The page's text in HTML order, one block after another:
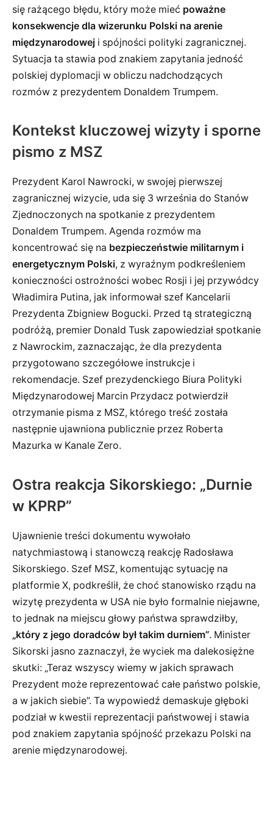
się rażącego błędu, który może mieć poważne
konsekwencje dla wizerunku Polski na arenie
międzynarodowej i spójności polityki zagranicznej.
Sytuacja ta stawia pod znakiem zapytania jedność
polskiej dyplomacji w obliczu nadchodzących
rozmów z prezydentem Donaldem Trumpem.
Kontekst kluczowej wizyty i sporne
pismo z MSZ
Prezydent Karol Nawrocki, w swojej pierwszej
zagranicznej wizycie, uda się 3 września do Stanów
Zjednoczonych na spotkanie z prezydentem
Donaldem Trumpem. Agenda rozmów ma
koncentrować się na bezpieczeństwie militarnym i
energetycznym Polski, z wyraźnym podkreśleniem
konieczności ostrożności wobec Rosji i jej przywódcy
Władimira Putina, jak informował szef Kancelarii
Prezydenta Zbigniew Bogucki. Przed tą strategiczną
podróżą, premier Donald Tusk zapowiedział spotkanie
z Nawrockim, zaznaczając, że dla prezydenta
przygotowano szczegółowe instrukcje i
rekomendacje. Szef prezydenckiego Biura Polityki
Międzynarodowej Marcin Przydacz potwierdził
otrzymanie pisma z MSZ, którego treść została
następnie ujawniona publicznie przez Roberta
Mazurka w Kanale Zero.
Ostra reakcja Sikorskiego: „Durnie
w KPRP”
Ujawnienie treści dokumentu wywołało
natychmiastową i stanowczą reakcję Radosława
Sikorskiego. Szef MSZ, komentując sytuację na
platformie X, podkreślił, że choć stanowisko rządu na
wizytę prezydenta w USA nie było formalnie niejawne,
to jednak na miejscu głowy państwa sprawdziłby,
„który z jego doradców był takim durniem”. Minister
Sikorski jasno zaznaczył, że wyciek ma dalekosiężne
skutki: „Teraz wszyscy wiemy w jakich sprawach
Prezydent może reprezentować całe państwo polskie,
a w jakich siebie”. Ta wypowiedź demaskuje głęboki
podział w kwestii reprezentacji państwowej i stawia
pod znakiem zapytania spójność przekazu Polski na
arenie międzynarodowej.